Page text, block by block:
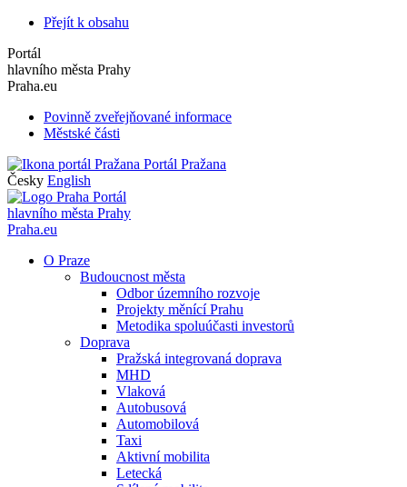
Přejít k obsahu
Portál
hlavního města Prahy
Praha.eu
Povinně zveřejňované informace
Městské části
Portál Pražana
Česky English
Portál
hlavního města Prahy
Praha.eu
O Praze
Budoucnost města
Odbor územního rozvoje
Projekty měnící Prahu
Metodika spoluúčasti investorů
Doprava
Pražská integrovaná doprava
MHD
Vlaková
Autobusová
Automobilová
Taxi
Aktivní mobilita
Letecká